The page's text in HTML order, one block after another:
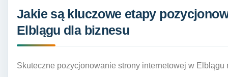
Jakie są kluczowe etapy
Elblągu dla biznesu
Skuteczne pozycjonowanie strony internetowej w